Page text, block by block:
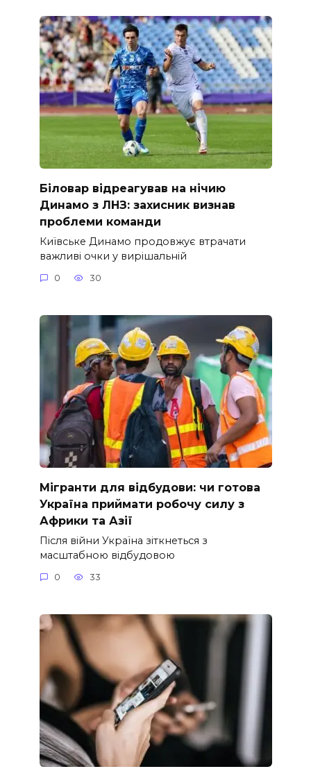
Біловар відреагував на нічию
Динамо з ЛНЗ: захисник визнав
проблеми команди
Київське Динамо продовжує втрачати
важливі очки у вирішальній
0 30
Мігранти для відбудови: чи готова
Україна приймати робочу силу з
Африки та Азії
Після війни Україна зіткнеться з
масштабною відбудовою
0 33